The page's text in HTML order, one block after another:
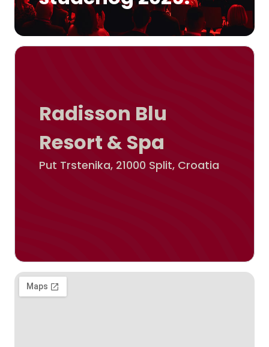
Radisson Blu
Resort & Spa
Put Trstenika, 21000 Split, Croatia